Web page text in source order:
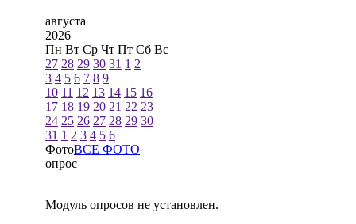
августа
2026
Пн Вт Ср Чт Пт Сб Вс
27 28 29 30 31 1 2
3 4 5 6 7 8 9
10 11 12 13 14 15 16
17 18 19 20 21 22 23
24 25 26 27 28 29 30
31 1 2 3 4 5 6
ФотоВСЕ ФОТО
опрос
Модуль опросов не установлен.